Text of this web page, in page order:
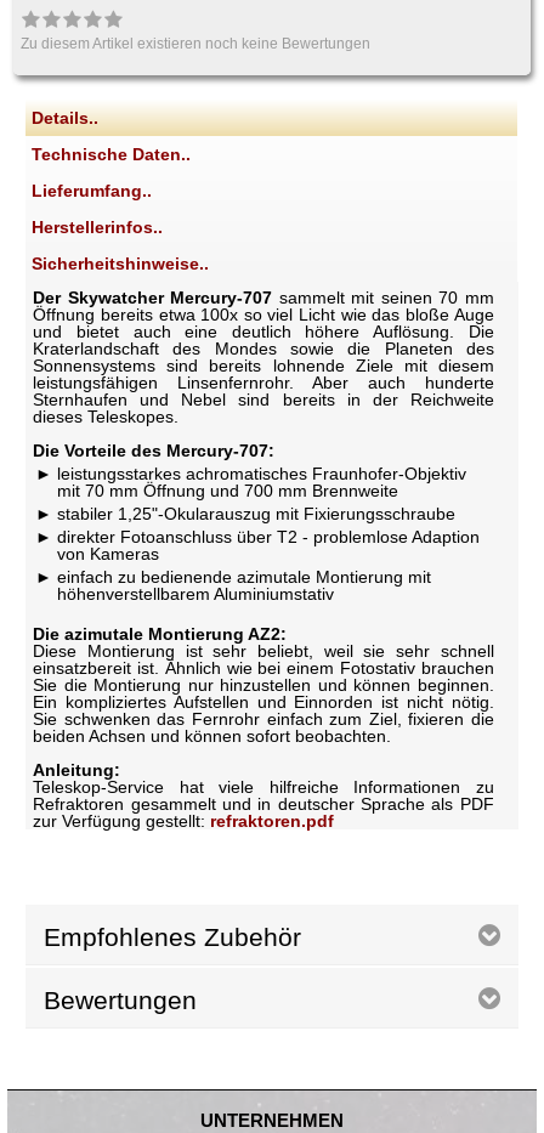
Zu diesem Artikel existieren noch keine Bewertungen
Details..
Technische Daten..
Lieferumfang..
Herstellerinfos..
Sicherheitshinweise..
Der Skywatcher Mercury-707 sammelt mit seinen 70 mm
Öffnung bereits etwa 100x so viel Licht wie das bloße Auge
und bietet auch eine deutlich höhere Auflösung. Die
Kraterlandschaft des Mondes sowie die Planeten des
Sonnensystems sind bereits lohnende Ziele mit diesem
leistungsfähigen Linsenfernrohr. Aber auch hunderte
Sternhaufen und Nebel sind bereits in der Reichweite
dieses Teleskopes.
Die Vorteile des Mercury-707:
leistungsstarkes achromatisches Fraunhofer-Objektiv
mit 70 mm Öffnung und 700 mm Brennweite
stabiler 1,25"-Okularauszug mit Fixierungsschraube
direkter Fotoanschluss über T2 - problemlose Adaption
von Kameras
einfach zu bedienende azimutale Montierung mit
höhenverstellbarem Aluminiumstativ
Die azimutale Montierung AZ2:
Diese Montierung ist sehr beliebt, weil sie sehr schnell
einsatzbereit ist. Ähnlich wie bei einem Fotostativ brauchen
Sie die Montierung nur hinzustellen und können beginnen.
Ein kompliziertes Aufstellen und Einnorden ist nicht nötig.
Sie schwenken das Fernrohr einfach zum Ziel, fixieren die
beiden Achsen und können sofort beobachten.
Anleitung:
Teleskop-Service hat viele hilfreiche Informationen zu
Refraktoren gesammelt und in deutscher Sprache als PDF
zur Verfügung gestellt: refraktoren.pdf
Empfohlenes Zubehör
Bewertungen
UNTERNEHMEN